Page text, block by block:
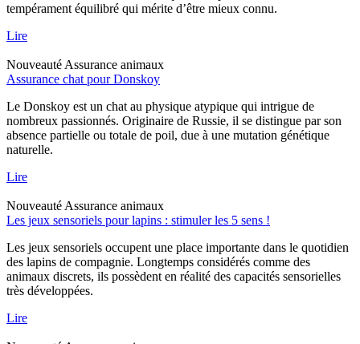
tempérament équilibré qui mérite d’être mieux connu.
Lire
Nouveauté Assurance animaux
Assurance chat pour Donskoy
Le Donskoy est un chat au physique atypique qui intrigue de
nombreux passionnés. Originaire de Russie, il se distingue par son
absence partielle ou totale de poil, due à une mutation génétique
naturelle.
Lire
Nouveauté Assurance animaux
Les jeux sensoriels pour lapins : stimuler les 5 sens !
Les jeux sensoriels occupent une place importante dans le quotidien
des lapins de compagnie. Longtemps considérés comme des
animaux discrets, ils possèdent en réalité des capacités sensorielles
très développées.
Lire